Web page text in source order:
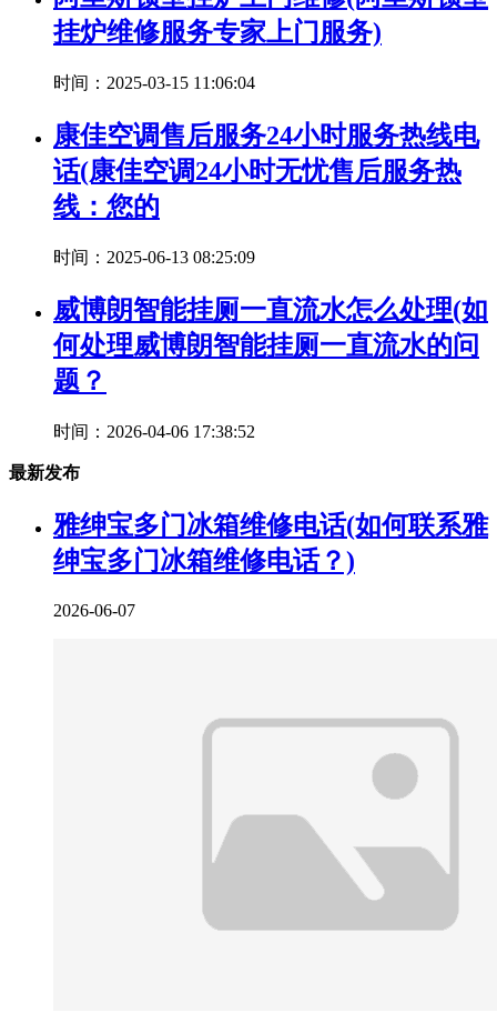
挂炉维修服务专家上门服务)
时间：2025-03-15 11:06:04
康佳空调售后服务24小时服务热线电
话(康佳空调24小时无忧售后服务热
线：您的
时间：2025-06-13 08:25:09
威博朗智能挂厕一直流水怎么处理(如
何处理威博朗智能挂厕一直流水的问
题？
时间：2026-04-06 17:38:52
最新发布
雅绅宝多门冰箱维修电话(如何联系雅
绅宝多门冰箱维修电话？)
2026-06-07